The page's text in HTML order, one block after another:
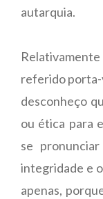
autarquia.
referido porta-
desconheço
ou ética para
se
integridade e
apenas,